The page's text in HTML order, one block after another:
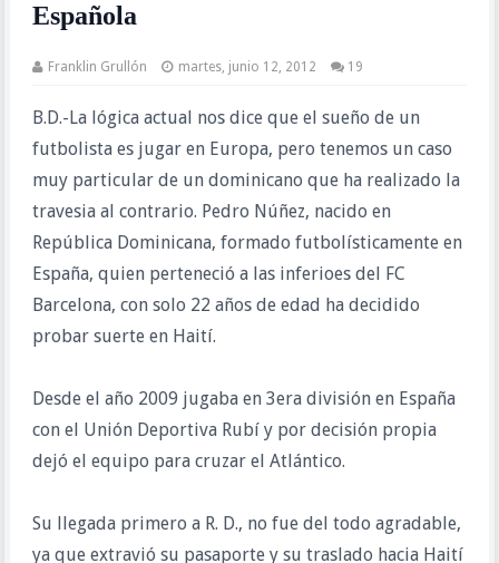
Española
Franklin Grullón martes, junio 12, 2012 19
B.D.-La lógica actual nos dice que el sueño de un
futbolista es jugar en Europa, pero tenemos un caso
muy particular de un dominicano que ha realizado la
travesia al contrario. Pedro Núñez, nacido en
República Dominicana, formado futbolísticamente en
España, quien perteneció a las inferioes del FC
Barcelona, con solo 22 años de edad ha decidido
probar suerte en Haití.
Desde el año 2009 jugaba en 3era división en España
con el Unión Deportiva Rubí y por decisión propia
dejó el equipo para cruzar el Atlántico.
Su llegada primero a R. D., no fue del todo agradable,
ya que extravió su pasaporte y su traslado hacia Haití